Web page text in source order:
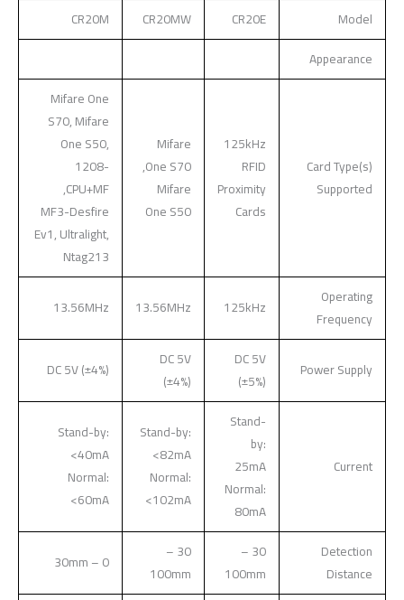
Model
CR20E
CR20MW
CR20M
Appearance
Card Type(s)
Supported
125kHz
RFID
Proximity
Cards
Mifare
One S70,
Mifare
One S50
Mifare One
S70, Mifare
One S50,
1208-
CPU+MF,
MF3-Desfire
Ev1, Ultralight,
Ntag213
Operating
Frequency
125kHz
13.56MHz
13.56MHz
Power Supply
DC 5V
(±5%)
DC 5V
(±4%)
DC 5V (±4%)
Current
Stand-
by:
25mA
Normal:
80mA
Stand-by:
<82mA
Normal:
<102mA
Stand-by:
<40mA
Normal:
<60mA
Detection
Distance
30 –
100mm
30 –
100mm
0 – 30mm